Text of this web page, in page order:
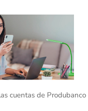
cuentas de Produbanco